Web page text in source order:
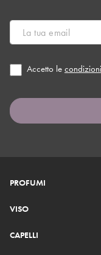
Accetto le
PROFUMI
VISO
CAPELLI